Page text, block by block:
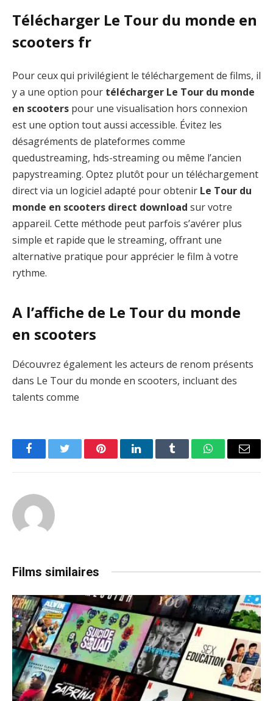
Télécharger Le Tour du monde en
scooters fr
Pour ceux qui privilégient le téléchargement de films, il
y a une option pour télécharger Le Tour du monde
en scooters pour une visualisation hors connexion
est une option tout aussi accessible. Évitez les
désagréments de plateformes comme
quedustreaming, hds-streaming ou même l’ancien
papystreaming. Optez plutôt pour un téléchargement
direct via un logiciel adapté pour obtenir Le Tour du
monde en scooters direct download sur votre
appareil. Cette méthode peut parfois s’avérer plus
simple et rapide que le streaming, offrant une
alternative pratique pour apprécier le film à votre
rythme.
A l’affiche de Le Tour du monde
en scooters
Découvrez également les acteurs de renom présents
dans Le Tour du monde en scooters, incluant des
talents comme
FacebookTwitter PinterestLinkedInTumblr WhatsAppEmail
Films similaires